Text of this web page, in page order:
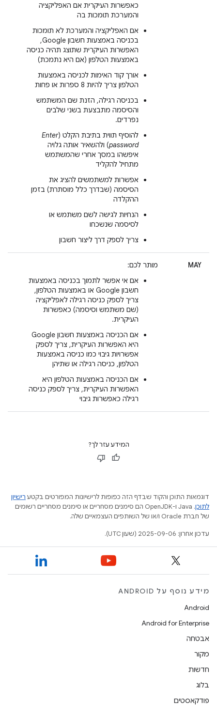
כאפשרות העיקרית אם האפליקציה
והמערכת תומכות בה
אם האפליקציה והמערכת לא תומכות
בכניסה באמצעות חשבון Google,
האפשרות העיקרית שתוצג תהיה כניסה
באמצעות הטלפון (אם היא נתמכת)
אורך קוד האימות לכניסה באמצעות
הטלפון צריך להיות 8 ספרות או פחות
בכניסה רגילה, הזנת שם המשתמש
והסיסמה מתבצעת בשני שלבים
נפרדים.
להוסיף תווית בתיבת הקלט (Enter
password) ולהשאיר אותה גלויה
איפשהו במסך אחרי שהמשתמש
מתחיל להקליד
אפשרות למשתמשים להציג את
הסיסמה (שבדרך כלל מוסתרת) בזמן
ההקלדה
הנחיות לגישה לשם משתמש או
לסיסמה שנשכחו
צריך לספק דרך ליצור חשבון
MAY
מותר לכם:
אם אי אפשר לתמוך בכניסה באמצעות
חשבון Google או באמצעות הטלפון,
צריך לספק כניסה רגילה לאפליקציה
(שם משתמש וסיסמה) כאפשרות
העיקרית.
אם הכניסה באמצעות חשבון Google
היא האפשרות העיקרית, צריך לספק
אפשרויות גיבוי כמו כניסה באמצעות
הטלפון, כניסה רגילה או שתיהן
אם הכניסה באמצעות הטלפון היא
האפשרות העיקרית, צריך לספק כניסה
רגילה כאפשרות גיבוי
המידע עזר לך?
דוגמאות התוכן והקוד שבדף הזה כפופות לרישיונות המפורטים בקטע רישיון
לתוכן
.‏ Java ו-OpenJDK הם סימנים מסחריים או סימנים מסחריים רשומים
של חברת Oracle ו/או של השותפים העצמאיים שלה.
עדכון אחרון: 2025-09-06 (שעון UTC).
מידע נוסף על ANDROID
Android
Android for Enterprise
אבטחה
מקור
חדשות
בלוג
פודקאסטים